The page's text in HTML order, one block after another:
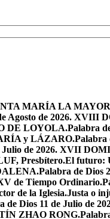
MARÍA LA
Agosto de 2026.
DE LOYOLA.Palabra
y LÁZARO.Palabra
Julio de 2026. XVII
Presbítero.El futuro:
Palabra de Dios
de Tiempo Ordinario.
de la Iglesia.Justa o
de Dios 11 de Julio de
ZHAO RONG.